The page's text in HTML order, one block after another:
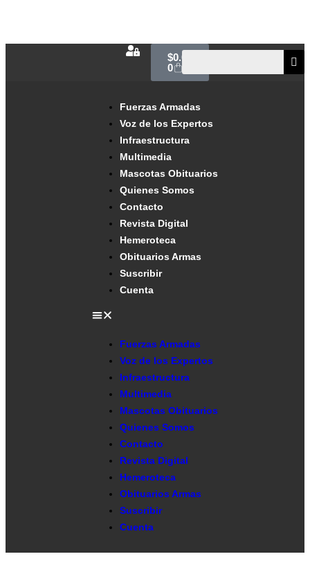
$0.00
0
Fuerzas Armadas
Voz de los Expertos
Infraestructura
Multimedia
Mascotas Obituarios
Quienes Somos
Contacto
Revista Digital
Hemeroteca
Obituarios Armas
Suscribir
Cuenta
Fuerzas Armadas
Voz de los Expertos
Infraestructura
Multimedia
Mascotas Obituarios
Quienes Somos
Contacto
Revista Digital
Hemeroteca
Obituarios Armas
Suscribir
Cuenta